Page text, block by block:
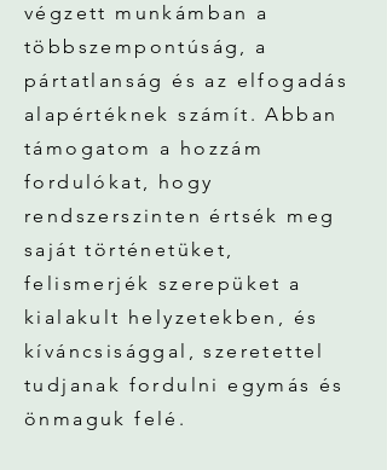
végzett munkámban a
többszempontúság, a
pártatlanság és az elfogadás
alapértéknek számít. Abban
támogatom a hozzám
fordulókat, hogy
rendszerszinten értsék meg
saját történetüket,
felismerjék szerepüket a
kialakult helyzetekben, és
kíváncsisággal, szeretettel
tudjanak fordulni egymás és
önmaguk felé.